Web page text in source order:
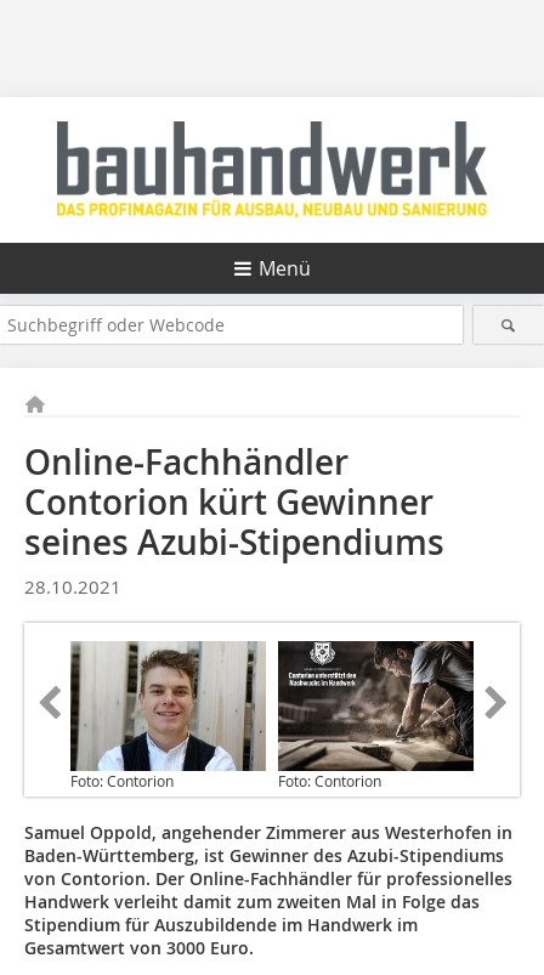
Menü
Online-Fachhändler
Contorion kürt Gewinner
seines Azubi-Stipendiums
28.10.2021
Foto: Contorion Foto: Contorion
Samuel Oppold, angehender Zimmerer aus Westerhofen in
Baden-Württemberg, ist Gewinner des Azubi-Stipendiums
von Contorion. Der Online-Fachhändler für professionelles
Handwerk verleiht damit zum zweiten Mal in Folge das
Stipendium für Auszubildende im Handwerk im
Gesamtwert von 3000 Euro.